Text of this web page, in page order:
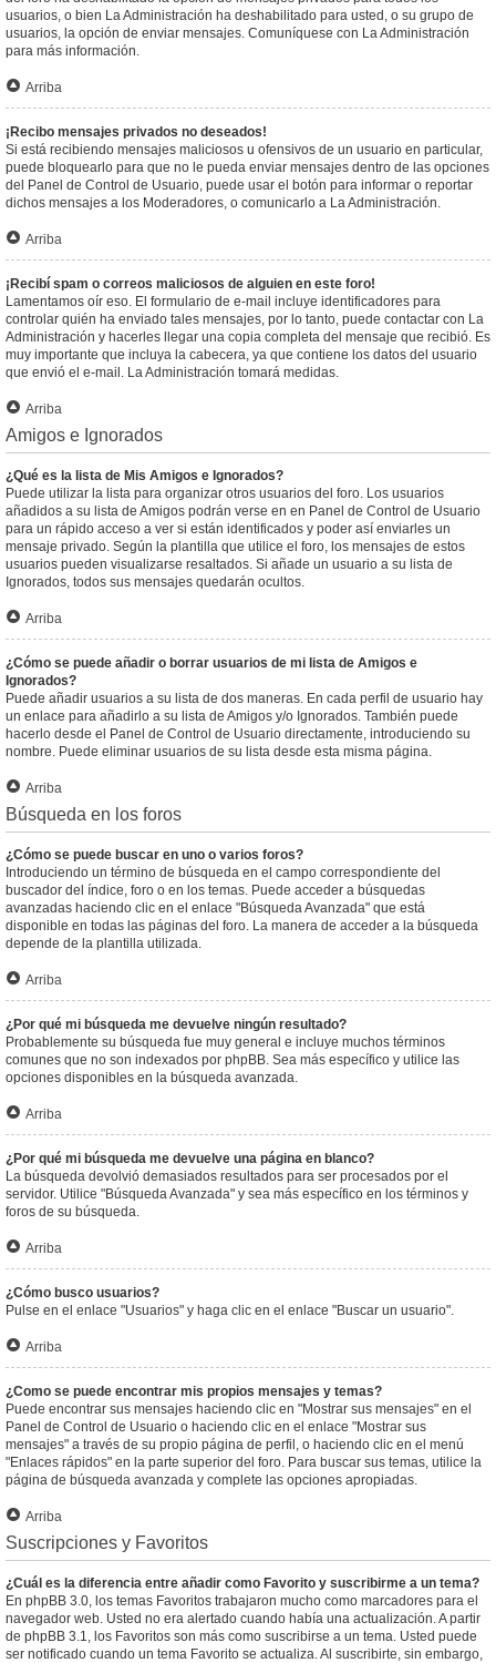
usuarios, o bien La Administración ha deshabilitado para usted, o su grupo de
usuarios, la opción de enviar mensajes. Comuníquese con La Administración
para más información.
Arriba
¡Recibo mensajes privados no deseados!
Si está recibiendo mensajes maliciosos u ofensivos de un usuario en particular,
puede bloquearlo para que no le pueda enviar mensajes dentro de las opciones
del Panel de Control de Usuario, puede usar el botón para informar o reportar
dichos mensajes a los Moderadores, o comunicarlo a La Administración.
Arriba
¡Recibí spam o correos maliciosos de alguien en este foro!
Lamentamos oír eso. El formulario de e-mail incluye identificadores para
controlar quién ha enviado tales mensajes, por lo tanto, puede contactar con La
Administración y hacerles llegar una copia completa del mensaje que recibió. Es
muy importante que incluya la cabecera, ya que contiene los datos del usuario
que envió el e-mail. La Administración tomará medidas.
Arriba
Amigos e Ignorados
¿Qué es la lista de Mis Amigos e Ignorados?
Puede utilizar la lista para organizar otros usuarios del foro. Los usuarios
añadidos a su lista de Amigos podrán verse en en Panel de Control de Usuario
para un rápido acceso a ver si están identificados y poder así enviarles un
mensaje privado. Según la plantilla que utilice el foro, los mensajes de estos
usuarios pueden visualizarse resaltados. Si añade un usuario a su lista de
Ignorados, todos sus mensajes quedarán ocultos.
Arriba
¿Cómo se puede añadir o borrar usuarios de mi lista de Amigos e
Ignorados?
Puede añadir usuarios a su lista de dos maneras. En cada perfil de usuario hay
un enlace para añadirlo a su lista de Amigos y/o Ignorados. También puede
hacerlo desde el Panel de Control de Usuario directamente, introduciendo su
nombre. Puede eliminar usuarios de su lista desde esta misma página.
Arriba
Búsqueda en los foros
¿Cómo se puede buscar en uno o varios foros?
Introduciendo un término de búsqueda en el campo correspondiente del
buscador del índice, foro o en los temas. Puede acceder a búsquedas
avanzadas haciendo clic en el enlace "Búsqueda Avanzada" que está
disponible en todas las páginas del foro. La manera de acceder a la búsqueda
depende de la plantilla utilizada.
Arriba
¿Por qué mi búsqueda me devuelve ningún resultado?
Probablemente su búsqueda fue muy general e incluye muchos términos
comunes que no son indexados por phpBB. Sea más específico y utilice las
opciones disponibles en la búsqueda avanzada.
Arriba
¿Por qué mi búsqueda me devuelve una página en blanco?
La búsqueda devolvió demasiados resultados para ser procesados por el
servidor. Utilice "Búsqueda Avanzada" y sea más específico en los términos y
foros de su búsqueda.
Arriba
¿Cómo busco usuarios?
Pulse en el enlace "Usuarios" y haga clic en el enlace "Buscar un usuario".
Arriba
¿Como se puede encontrar mis propios mensajes y temas?
Puede encontrar sus mensajes haciendo clic en "Mostrar sus mensajes" en el
Panel de Control de Usuario o haciendo clic en el enlace "Mostrar sus
mensajes" a través de su propio página de perfil, o haciendo clic en el menú
"Enlaces rápidos" en la parte superior del foro. Para buscar sus temas, utilice la
página de búsqueda avanzada y complete las opciones apropiadas.
Arriba
Suscripciones y Favoritos
¿Cuál es la diferencia entre añadir como Favorito y suscribirme a un tema?
En phpBB 3.0, los temas Favoritos trabajaron mucho como marcadores para el
navegador web. Usted no era alertado cuando había una actualización. A partir
de phpBB 3.1, los Favoritos son más como suscribirse a un tema. Usted puede
ser notificado cuando un tema Favorito se actualiza. Al suscribirte, sin embargo,